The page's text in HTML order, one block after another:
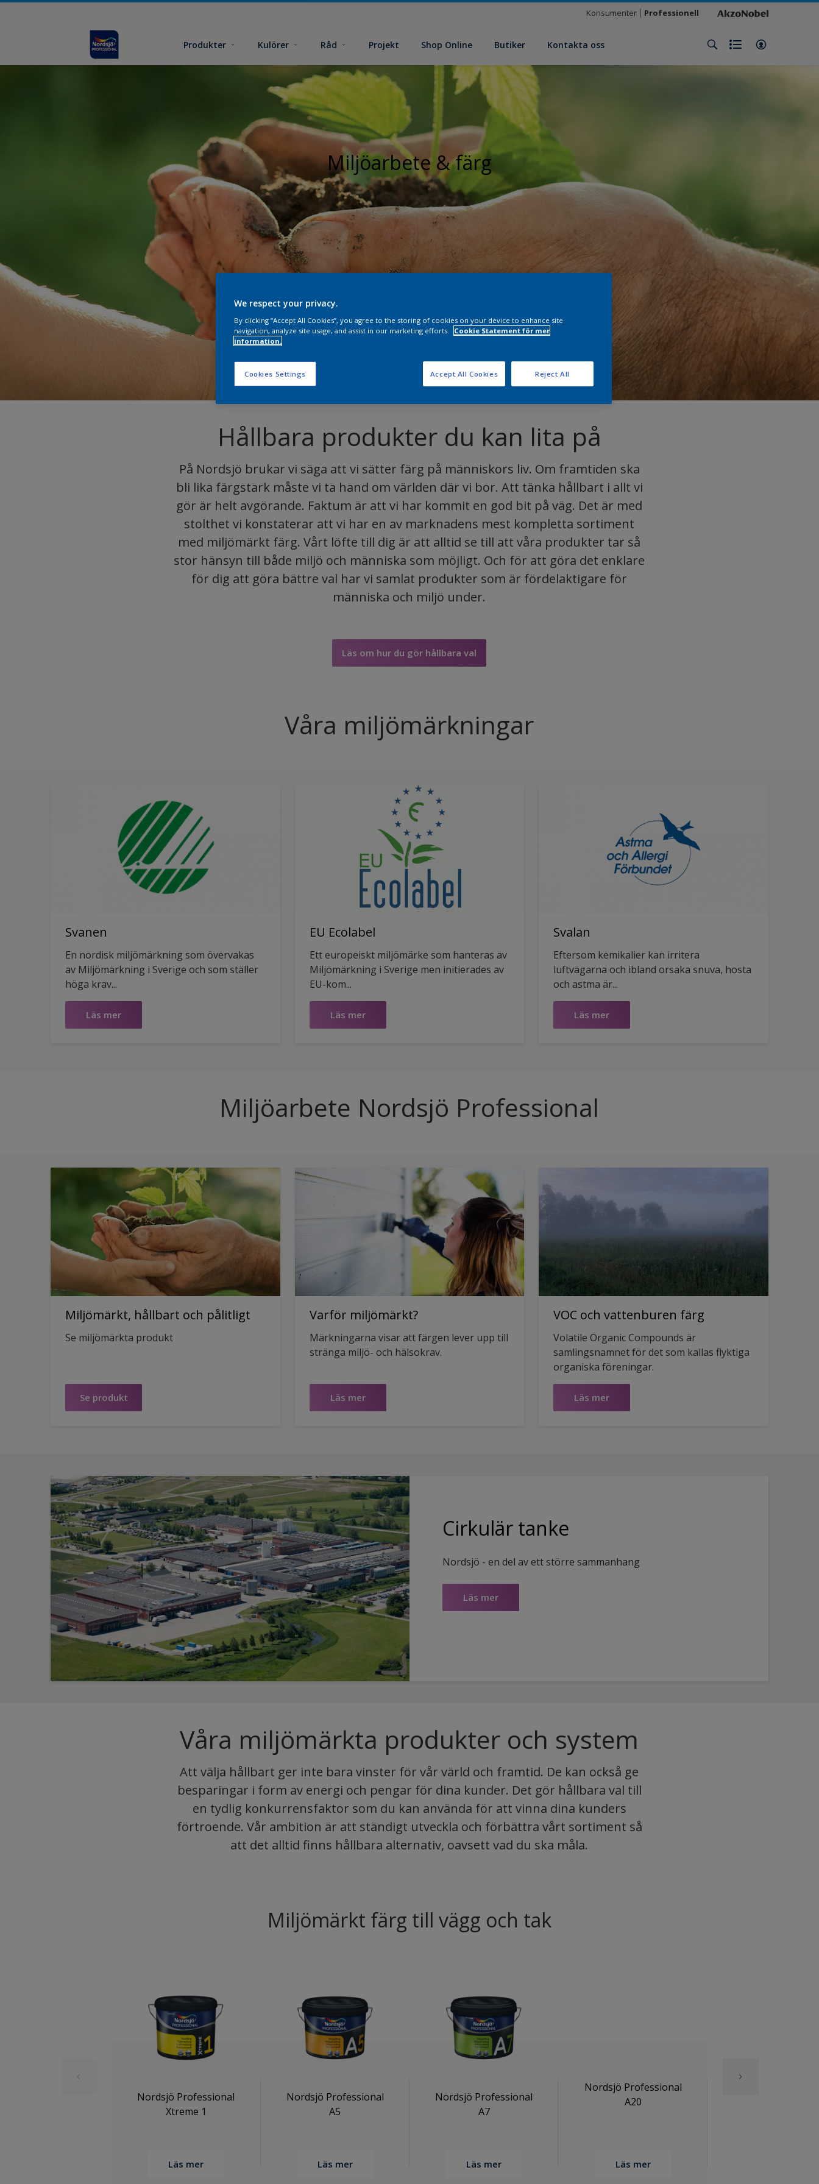
Konsumenter Professionell
Produkter Kulörer Råd Projekt Shop Online Butiker Kontakta oss
Miljöarbete & färg
Hållbara produkter du kan lita på
På Nordsjö brukar vi säga att vi sätter färg på människors liv. Om framtiden ska
bli lika färgstark måste vi ta hand om världen där vi bor. Att tänka hållbart i allt vi
gör är helt avgörande. Faktum är att vi har kommit en god bit på väg. Det är med
stolthet vi konstaterar att vi har en av marknadens mest kompletta sortiment
med miljömärkt färg. Vårt löfte till dig är att alltid se till att våra produkter tar så
stor hänsyn till både miljö och människa som möjligt. Och för att göra det enklare
för dig att göra bättre val har vi samlat produkter som är fördelaktigare för
människa och miljö under.
Läs om hur du gör hållbara val
Våra miljömärkningar
Svanen
En nordisk miljömärkning som övervakas
av Miljömärkning i Sverige och som ställer
höga krav...
Läs mer
EU Ecolabel
Ett europeiskt miljömärke som hanteras av
Miljömärkning i Sverige men initierades av
EU-kom...
Läs mer
Svalan
Eftersom kemikalier kan irritera
luftvägarna och ibland orsaka snuva, hosta
och astma är...
Läs mer
Miljöarbete Nordsjö Professional
Miljömärkt, hållbart och pålitligt
Se miljömärkta produkt
Se produkt
Varför miljömärkt?
Märkningarna visar att färgen lever upp till
stränga miljö- och hälsokrav.
Läs mer
VOC och vattenburen färg
Volatile Organic Compounds är
samlingsnamnet för det som kallas flyktiga
organiska föreningar.
Läs mer
Cirkulär tanke
Nordsjö - en del av ett större sammanhang
Läs mer
Våra miljömärkta produkter och system
Att välja hållbart ger inte bara vinster för vår värld och framtid. De kan också ge
besparingar i form av energi och pengar för dina kunder. Det gör hållbara val till
en tydlig konkurrensfaktor som du kan använda för att vinna dina kunders
förtroende. Vår ambition är att ständigt utveckla och förbättra vårt sortiment så
att det alltid finns hållbara alternativ, oavsett vad du ska måla.
Miljömärkt färg till vägg och tak
Nordsjö Professional
Xtreme 1
Läs mer
Nordsjö Professional
A5
Läs mer
Nordsjö Professional
A7
Läs mer
Nordsjö Professional
A20
Läs mer
We respect your privacy.
By clicking “Accept All Cookies”, you agree to the storing of cookies on your device to enhance site
navigation, analyze site usage, and assist in our marketing efforts.
Cookie Statement för mer
information.
Cookies Settings Reject All
Accept All Cookies